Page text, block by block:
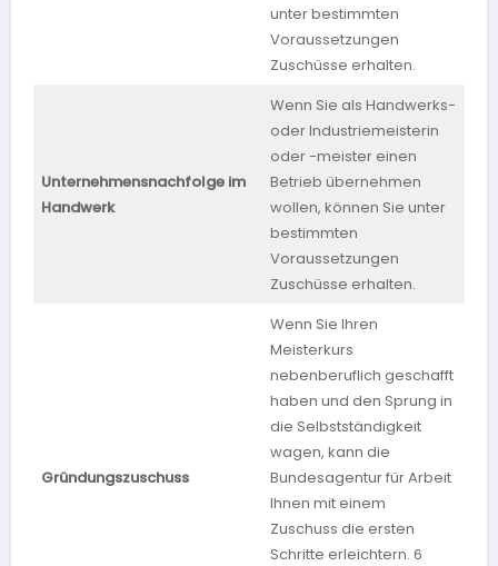
unter bestimmten
Voraussetzungen
Zuschüsse erhalten.
Unternehmensnachfolge im
Handwerk
Wenn Sie als Handwerks-
oder Industriemeisterin
oder -meister einen
Betrieb übernehmen
wollen, können Sie unter
bestimmten
Voraussetzungen
Zuschüsse erhalten.
Gründungszuschuss
Wenn Sie Ihren
Meisterkurs
nebenberuflich geschafft
haben und den Sprung in
die Selbstständigkeit
wagen, kann die
Bundesagentur für Arbeit
Ihnen mit einem
Zuschuss die ersten
Schritte erleichtern. 6